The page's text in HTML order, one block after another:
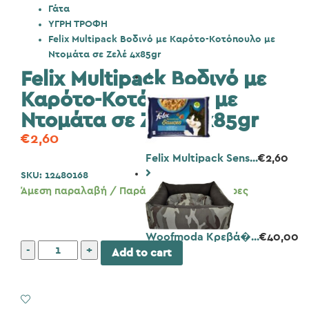
Γάτα
ΥΓΡΗ ΤΡΟΦΗ
Felix Multipack Βοδινό με Καρότο-Κοτόπουλο με
Ντομάτα σε Ζελέ 4x85gr
Felix Multipack Sens...€2,60
Woofmoda Κρεβά�...€40,00
Felix Multipack Βοδινό με
Καρότο-Κοτόπουλο με
Ντομάτα σε Ζελέ 4x85gr
€2,60
SKU: 12480168
Άμεση παραλαβή / Παράδοση 1 έως 3 ημέρες
Multipack
με
Add to cart